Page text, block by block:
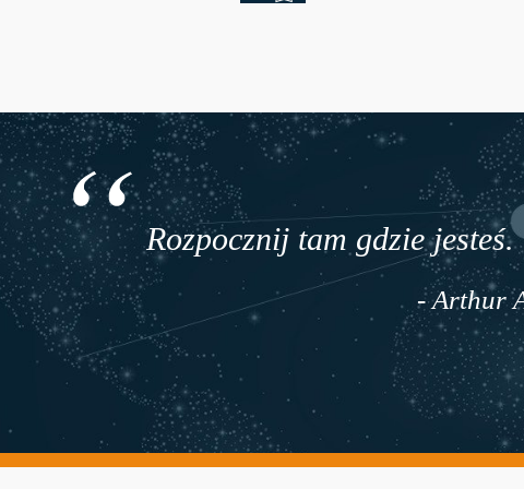
Rozpocznij tam gdzie
- Arthur